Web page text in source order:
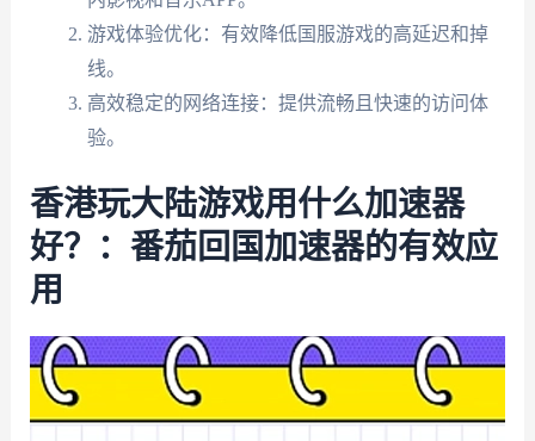
游戏体验优化：有效降低国服游戏的高延迟和掉
线。
高效稳定的网络连接：提供流畅且快速的访问体
验。
香港玩大陆游戏用什么加速器
好？：番茄回国加速器的有效应
用